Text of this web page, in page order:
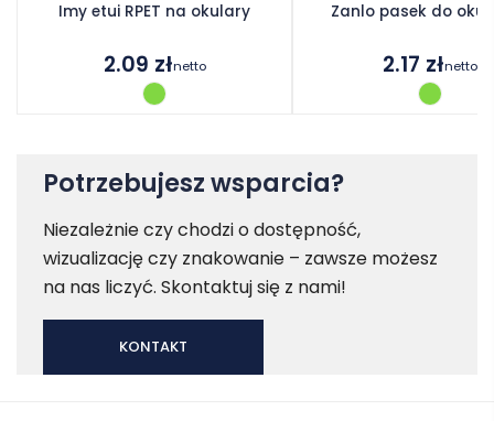
Imy etui RPET na okulary
2.09 złnetto
Zanlo pasek do
2.17 złnetto
Potrzebujesz wsparcia?
Niezależnie czy chodzi o dostępność,
wizualizację czy znakowanie – zawsze możesz
na nas liczyć. Skontaktuj się z nami!
KONTAKT